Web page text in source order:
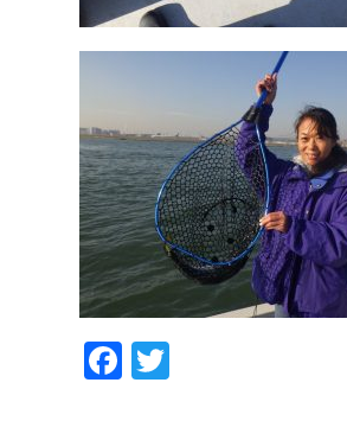
Facebook